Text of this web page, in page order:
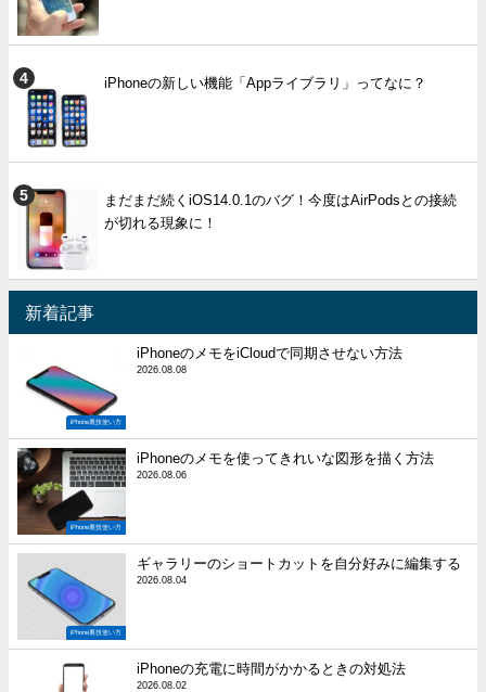
iPhoneの新しい機能「Appライブラリ」ってなに？
まだまだ続くiOS14.0.1のバグ！今度はAirPodsとの接続
が切れる現象に！
新着記事
iPhone裏技使い方
iPhoneのメモをiCloudで同期させない方法
2026.08.08
iPhone裏技使い方
iPhoneのメモを使ってきれいな図形を描く方法
2026.08.06
iPhone裏技使い方
ギャラリーのショートカットを自分好みに編集する
2026.08.04
iPhoneの充電に時間がかかるときの対処法
2026.08.02